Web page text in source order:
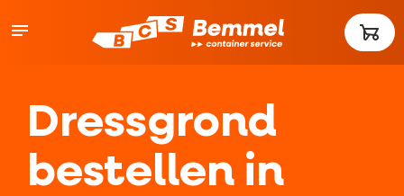
Dressgrond
bestellen in